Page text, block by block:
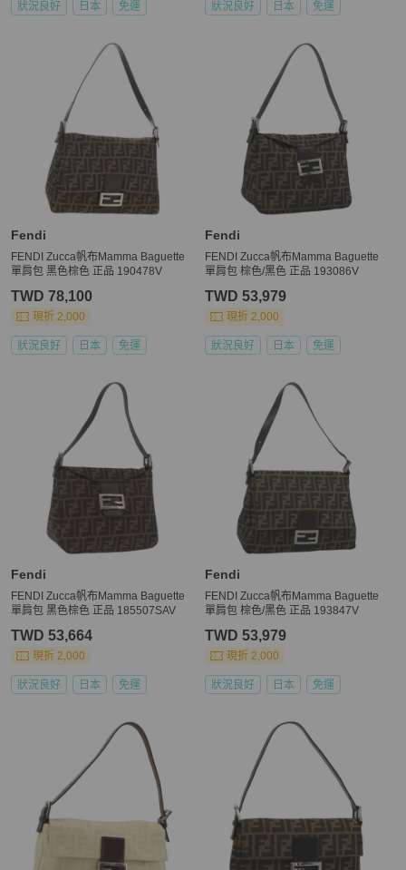
狀況良好 日本 免運 狀況良好 日本 免運
Fendi
FENDI Zucca帆布Mamma Baguette
單肩包 黑色棕色 正品 190478V
TWD 78,100
現折 2,000
狀況良好 日本 免運
Fendi
FENDI Zucca帆布Mamma Baguette
單肩包 棕色/黑色 正品 193086V
TWD 53,979
現折 2,000
狀況良好 日本 免運
Fendi
FENDI Zucca帆布Mamma Baguette
單肩包 黑色棕色 正品 185507SAV
TWD 53,664
現折 2,000
狀況良好 日本 免運
Fendi
FENDI Zucca帆布Mamma Baguette
單肩包 棕色/黑色 正品 193847V
TWD 53,979
現折 2,000
狀況良好 日本 免運